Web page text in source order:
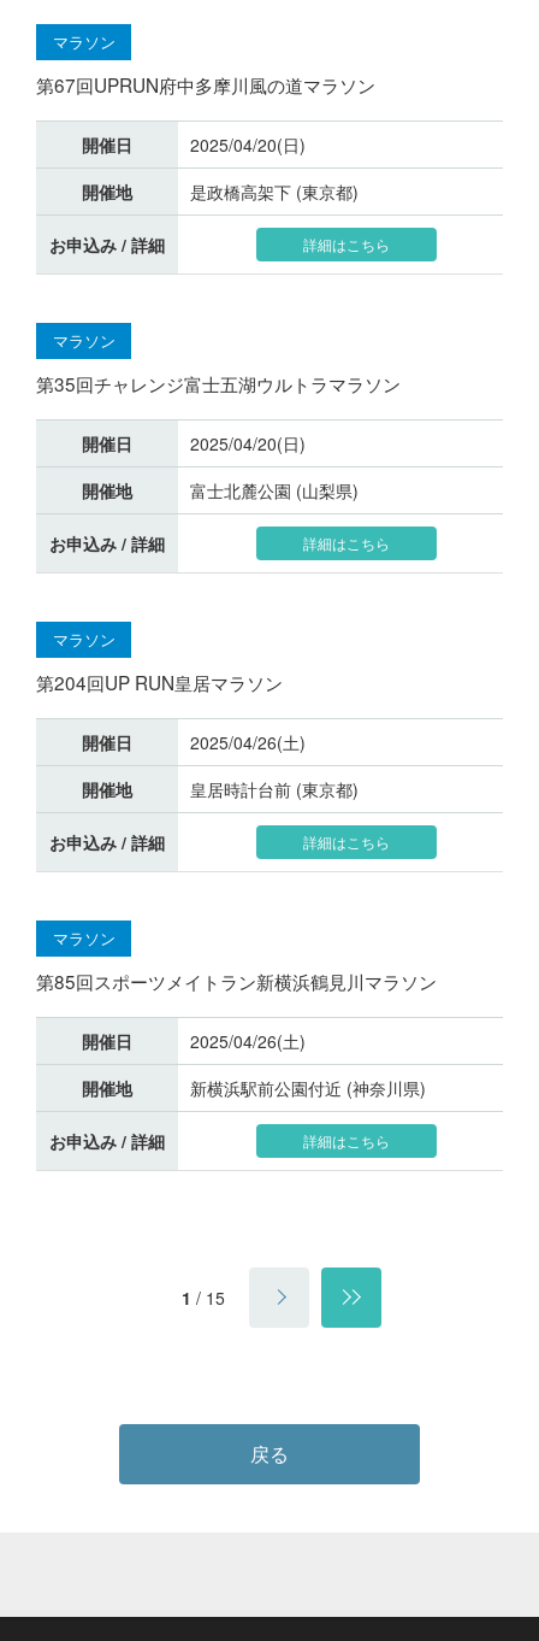
マラソン
第67回UPRUN府中多摩川風の道マラソン
開催日
2025/04/20(日)
開催地
是政橋高架下 (東京都)
お申込み / 詳細 詳細はこちら
マラソン
第35回チャレンジ富士五湖ウルトラマラソン
開催日
2025/04/20(日)
開催地
富士北麓公園 (山梨県)
お申込み / 詳細 詳細はこちら
マラソン
第204回UP RUN皇居マラソン
開催日
2025/04/26(土)
開催地
皇居時計台前 (東京都)
お申込み / 詳細 詳細はこちら
マラソン
第85回スポーツメイトラン新横浜鶴見川マラソン
開催日
2025/04/26(土)
開催地
新横浜駅前公園付近 (神奈川県)
お申込み / 詳細 詳細はこちら
1 / 15
戻る